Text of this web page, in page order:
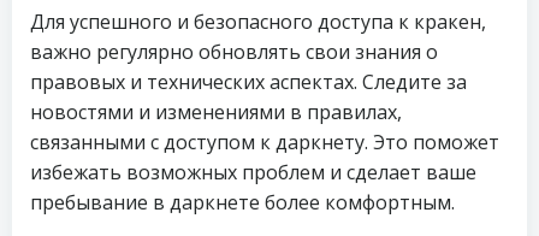
Для успешного и безопасного доступа к кракен,
важно регулярно обновлять свои знания о
правовых и технических аспектах. Следите за
новостями и изменениями в правилах,
связанными с доступом к даркнету. Это поможет
избежать возможных проблем и сделает ваше
пребывание в даркнете более комфортным.